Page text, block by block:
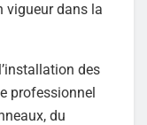
vigueur dans la
des
professionnel
du